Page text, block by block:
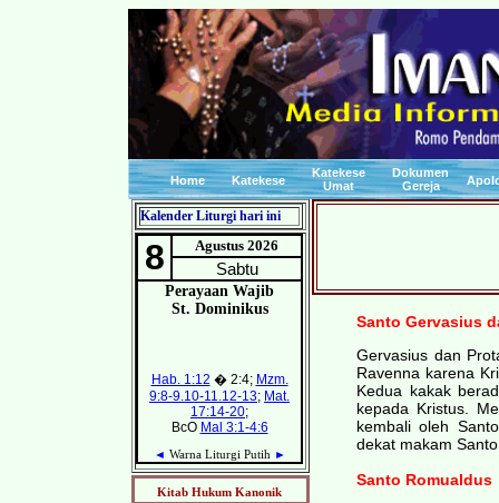
Home Katekese
Katekese
Umat
Dokumen
Gereja
Kalender Liturgi hari ini
Kitab Hukum Kanonik
Santo Gervasius
Gervasius dan
Ravenna karena
Kedua kakak
kepada Kristus.
kembali oleh
dekat makam
Santo Romualdus